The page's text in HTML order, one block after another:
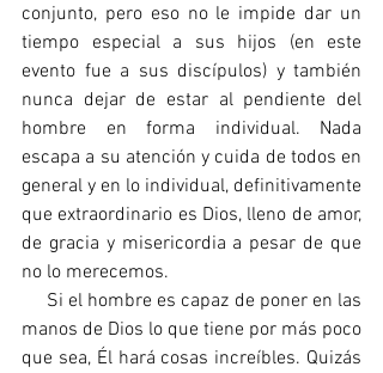
conjunto, pero eso no le impide dar un
tiempo especial a sus hijos (en este
evento fue a sus discípulos) y también
nunca dejar de estar al pendiente del
hombre en forma individual. Nada
escapa a su atención y cuida de todos en
general y en lo individual, definitivamente
que extraordinario es Dios, lleno de amor,
de gracia y misericordia a pesar de que
no lo merecemos.
manos de Dios lo que tiene por más poco
que sea, Él hará cosas increíbles. Quizás